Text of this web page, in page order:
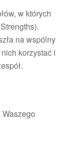
w których
na wspólny
korzystać i